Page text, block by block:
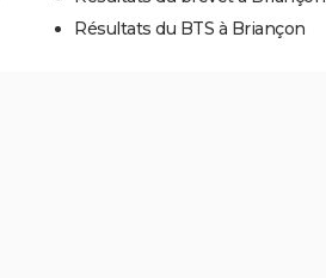
Résultats du BTS à Briançon